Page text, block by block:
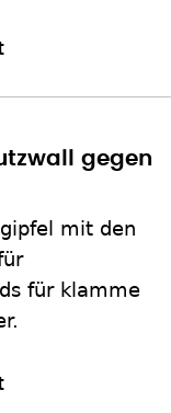
gegen
mit den
für klamme